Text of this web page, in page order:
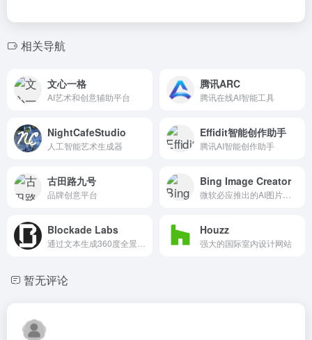
相关导航
文心一格
AI艺术和创意辅助平台
腾讯ARC
腾讯在线AI智能工具
NightCafeStudio
人工智能艺术生成器
Effidit智能创作助手
腾讯AI智能创作助手
古田路九号
品牌创意平台
Bing Image Creator
Blockade Labs Houzz
强大的国际室内设计网站
暂无评论